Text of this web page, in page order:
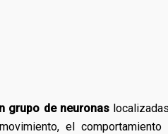
grupo de neuronas
el